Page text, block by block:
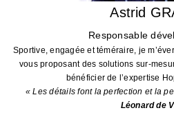
Astrid
Responsable
Sportive, engagée et téméraire, je
vous proposant des solutions sur-
bénéficier de l’expertise
« Les détails font la perfection et la
Léonard de